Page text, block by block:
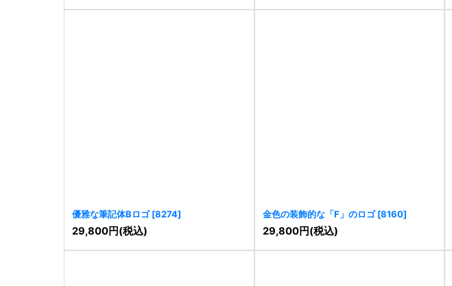
優雅な筆記体Bロゴ [8274]
29,800円(税込)
金色の装飾的な「F」のロゴ [8160]
29,800円(税込)